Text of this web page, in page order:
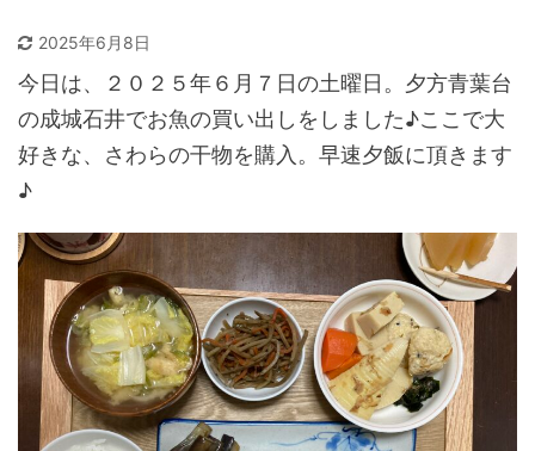
2025年6月8日
今日は、２０２５年６月７日の土曜日。夕方青葉台
の成城石井でお魚の買い出しをしました♪ここで大
好きな、さわらの干物を購入。早速夕飯に頂きます
♪